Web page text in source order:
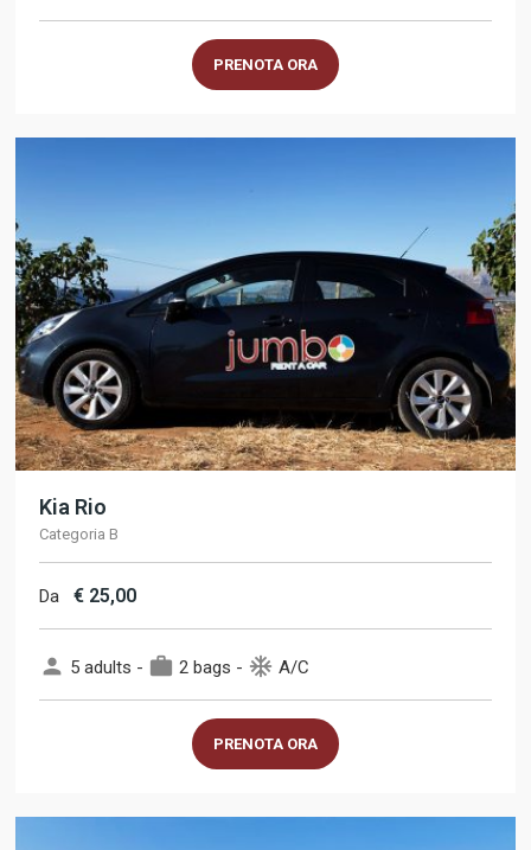
PRENOTA ORA
Kia Rio
Categoria B
Da € 25,00
person 5 adults - work 2 bags - ac_unit A/C
PRENOTA ORA